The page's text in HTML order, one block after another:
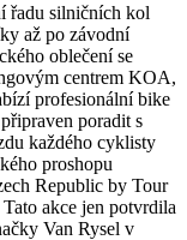
řadu silničních kol
až po závodní
oblečení se
centrem KOA,
profesionální bike
poradit s
každého cyklisty
proshopu
Republic by Tour
akce jen potvrdila
Van Rysel v